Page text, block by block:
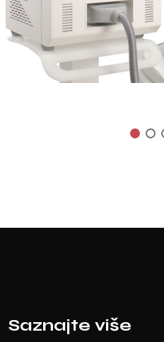
Saznajte više